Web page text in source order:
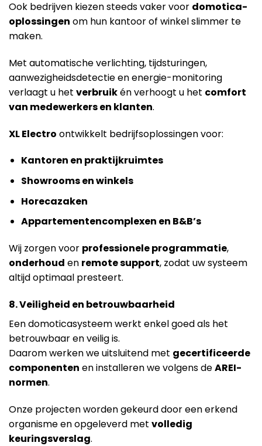
Ook bedrijven kiezen steeds vaker voor domotica-
oplossingen om hun kantoor of winkel slimmer te
maken.
Met automatische verlichting, tijdsturingen,
aanwezigheidsdetectie en energie-monitoring
verlaagt u het verbruikén verhoogt u het comfort
van medewerkers en klanten.
XL Electro ontwikkelt bedrijfsoplossingen voor:
Kantoren en praktijkruimtes
Showrooms en winkels
Horecazaken
Appartementencomplexen en B&B’s
Wij zorgen voor professionele programmatie,
onderhoud en remote support, zodat uw systeem
altijd optimaal presteert.
8. Veiligheid en betrouwbaarheid
Een domoticasysteem werkt enkel goed als het
betrouwbaar en veilig is.
Daarom werken we uitsluitend met gecertificeerde
componenten en installeren we volgens deAREI-
normen.
Onze projecten worden gekeurd door een erkend
organisme en opgeleverd met volledig
keuringsverslag.